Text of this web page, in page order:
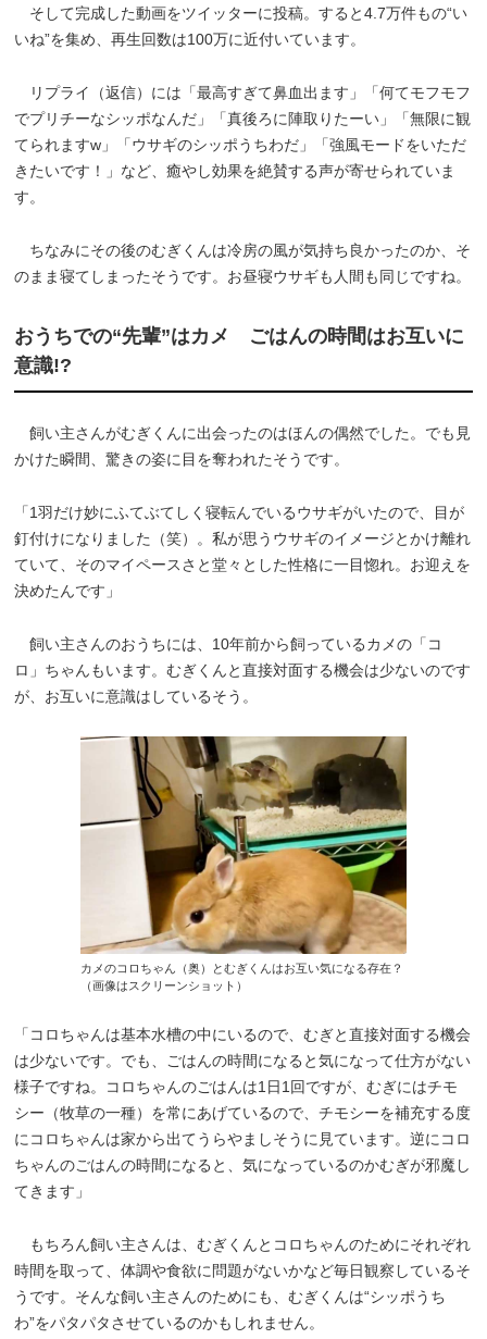
そして完成した動画をツイッターに投稿。すると4.7万件もの“い
いね”を集め、再生回数は100万に近付いています。
リプライ（返信）には「最高すぎて鼻血出ます」「何てモフモフ
でプリチーなシッポなんだ」「真後ろに陣取りたーい」「無限に観
てられますw」「ウサギのシッポうちわだ」「強風モードをいただ
きたいです！」など、癒やし効果を絶賛する声が寄せられていま
す。
ちなみにその後のむぎくんは冷房の風が気持ち良かったのか、そ
のまま寝てしまったそうです。お昼寝ウサギも人間も同じですね。
おうちでの“先輩”はカメ ごはんの時間はお互いに
意識!?
飼い主さんがむぎくんに出会ったのはほんの偶然でした。でも見
かけた瞬間、驚きの姿に目を奪われたそうです。
「1羽だけ妙にふてぶてしく寝転んでいるウサギがいたので、目が
釘付けになりました（笑）。私が思うウサギのイメージとかけ離れ
ていて、そのマイペースさと堂々とした性格に一目惚れ。お迎えを
決めたんです」
飼い主さんのおうちには、10年前から飼っているカメの「コ
ロ」ちゃんもいます。むぎくんと直接対面する機会は少ないのです
が、お互いに意識はしているそう。
カメのコロちゃん（奥）とむぎくんはお互い気になる存在？
（画像はスクリーンショット）
「コロちゃんは基本水槽の中にいるので、むぎと直接対面する機会
は少ないです。でも、ごはんの時間になると気になって仕方がない
様子ですね。コロちゃんのごはんは1日1回ですが、むぎにはチモ
シー（牧草の一種）を常にあげているので、チモシーを補充する度
にコロちゃんは家から出てうらやましそうに見ています。逆にコロ
ちゃんのごはんの時間になると、気になっているのかむぎが邪魔し
てきます」
もちろん飼い主さんは、むぎくんとコロちゃんのためにそれぞれ
時間を取って、体調や食欲に問題がないかなど毎日観察しているそ
うです。そんな飼い主さんのためにも、むぎくんは“シッポうち
わ”をパタパタさせているのかもしれません。